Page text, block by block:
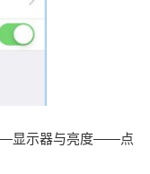
显示器与亮度——点